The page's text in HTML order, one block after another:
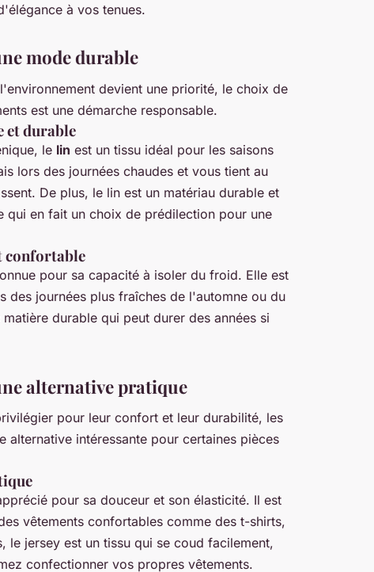
à vos tenues.
mode durable
devient une priorité, le choix de
est une démarche responsable.
et durable
le lin est un tissu idéal pour les saisons
lors des journées chaudes et vous tient au
De plus, le lin est un matériau durable et
qui en fait un choix de prédilection pour une
confortable
pour sa capacité à isoler du froid. Elle est
des journées plus fraîches de l'automne ou du
durable qui peut durer des années si
alternative pratique
pour leur confort et leur durabilité, les
alternative intéressante pour certaines pièces
pour sa douceur et son élasticité. Il est
vêtements confortables comme des t-shirts,
le jersey est un tissu qui se coud facilement,
confectionner vos propres vêtements.